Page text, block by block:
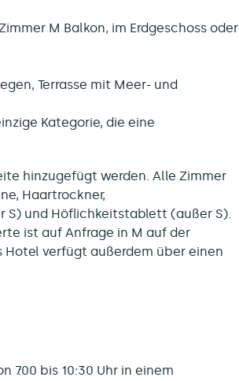
M Balkon, im Erdgeschoss oder
Terrasse mit Meer- und
Kategorie, die eine
hinzugefügt werden. Alle Zimmer
Haartrockner,
S) und Höflichkeitstablett (außer S).
ist auf Anfrage in M auf der
Hotel verfügt außerdem über einen
7:00 bis 10:30 Uhr in einem